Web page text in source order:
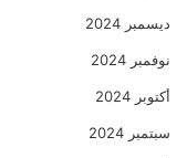
ديسمبر 2024
نوفمبر 2024
أكتوبر 2024
سبتمبر 2024